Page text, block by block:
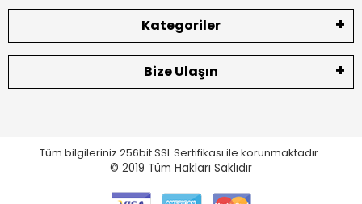
Kategoriler
Bize Ulaşın
Tüm bilgileriniz 256bit SSL Sertifikası ile korunmaktadır.
© 2019 Tüm Hakları Saklıdır